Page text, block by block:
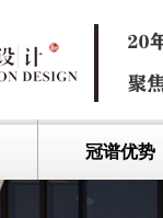
冠谱优势